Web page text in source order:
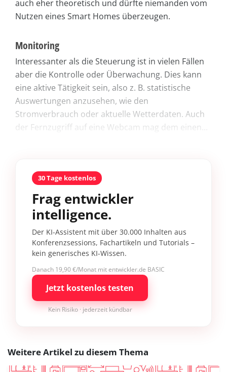
auch eher theoretisch und dürfte niemanden vom
Nutzen eines Smart Homes überzeugen.
Monitoring
Interessanter als die Steuerung ist in vielen Fällen
aber die Kontrolle oder Überwachung. Dies kann
eine aktive Tätigkeit sein, also z. B. statistische
Auswertungen anzusehen, wie den
Stromverbrauch oder aktuelle Wetterdaten. Auch
der Fernzugriff auf eine Webcam mag dem einen...
30 Tage kostenlos
Frag entwickler
intelligence.
Der KI-Assistent mit über 30.000 Inhalten aus
Konferenzsessions, Fachartikeln und Tutorials –
kein generisches KI-Wissen.
Danach 19,90 €/Monat mit entwickler.de BASIC
Jetzt kostenlos testen
Kein Risiko · jederzeit kündbar
Weitere Artikel zu diesem Thema